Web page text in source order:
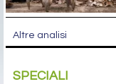
Altre analisi
SPECIALI